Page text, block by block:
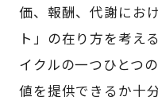
価、報酬、代謝にお
ト」の在り方を考え
イクルの一つひとつ
値を提供できるか十